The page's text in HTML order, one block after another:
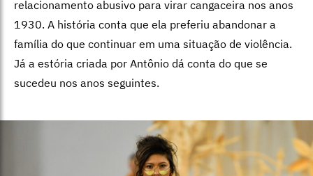
relacionamento abusivo para virar cangaceira nos anos
1930. A história conta que ela preferiu abandonar a
família do que continuar em uma situação de violência.
Já a estória criada por Antônio dá conta do que se
sucedeu nos anos seguintes.